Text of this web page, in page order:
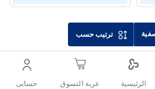
ترتيب حسب
الرئيسية عربة التسوق حسابى